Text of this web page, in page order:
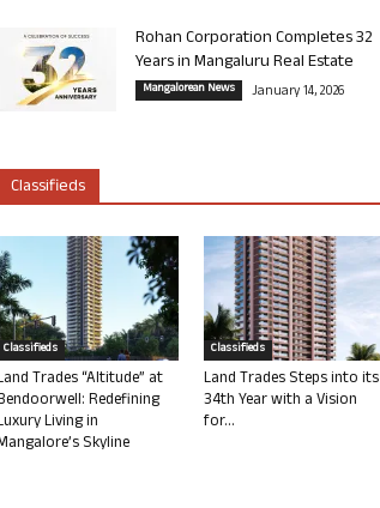
Rohan Corporation Completes 32
Years in Mangaluru Real Estate
Mangalorean News January 14, 2026
Classifieds
Classifieds
Trades “Altitude” at
Redefining
Living in
Skyline
Classifieds
Land Trades Steps into its
34th Year with a Vision
for...